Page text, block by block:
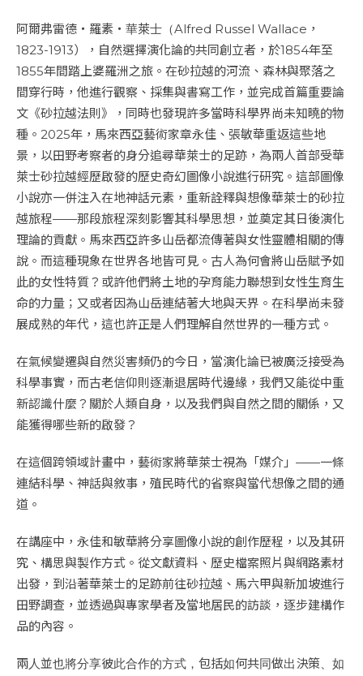
阿爾弗雷德・羅素・華萊士（Alfred Russel Wallace，
1823-1913），自然選擇演化論的共同創立者，於1854年至
1855年間踏上婆羅洲之旅。在砂拉越的河流、森林與聚落之
間穿行時，他進行觀察、採集與書寫工作，並完成首篇重要論
文《砂拉越法則》，同時也發現許多當時科學界尚未知曉的物
種。2025年，馬來西亞藝術家章永佳、張敏華重返這些地
景，以田野考察者的身分追尋華萊士的足跡，為兩人首部受華
萊士砂拉越經歷啟發的歷史奇幻圖像小說進行研究。這部圖像
小說亦一併注入在地神話元素，重新詮釋與想像華萊士的砂拉
越旅程——那段旅程深刻影響其科學思想，並奠定其日後演化
理論的貢獻。馬來西亞許多山岳都流傳著與女性靈體相關的傳
說。而這種現象在世界各地皆可見。古人為何會將山岳賦予如
此的女性特質？或許他們將土地的孕育能力聯想到女性生育生
命的力量；又或者因為山岳連結著大地與天界。在科學尚未發
展成熟的年代，這也許正是人們理解自然世界的一種方式。
在氣候變遷與自然災害頻仍的今日，當演化論已被廣泛接受為
科學事實，而古老信仰則逐漸退居時代邊緣，我們又能從中重
新認識什麼？關於人類自身，以及我們與自然之間的關係，又
能獲得哪些新的啟發？
在這個跨領域計畫中，藝術家將華萊士視為「媒介」——一條
連結科學、神話與敘事，殖民時代的省察與當代想像之間的通
道。
在講座中，永佳和敏華將分享圖像小說的創作歷程，以及其研
究、構思與製作方式。從文獻資料、歷史檔案照片與網路素材
出發，到沿著華萊士的足跡前往砂拉越、馬六甲與新加坡進行
田野調查，並透過與專家學者及當地居民的訪談，逐步建構作
品的內容。
兩人並也將分享彼此合作的方式，包括如何共同做出決策、如